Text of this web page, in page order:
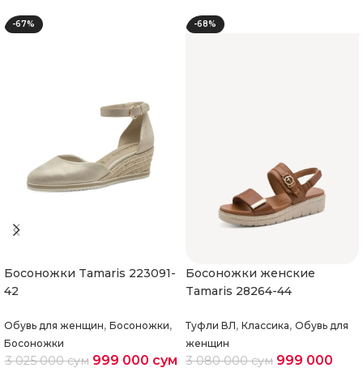
-67%
Босоножки Tamaris 223091-
42
Обувь для женщин, Босоножки,
Босоножки
3 025 000сум 999 000 сум
-68%
Босоножки женские
Tamaris 28264-44
Туфли ВЛ, Классика, Обувь для
женщин
3 080 000сум 999 000